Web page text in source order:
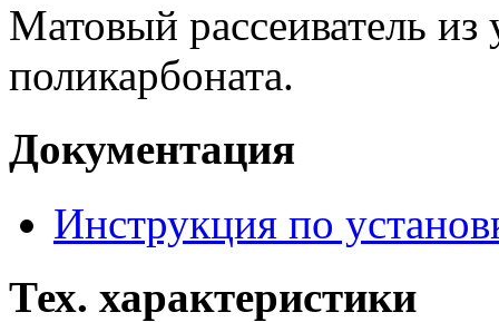
Матовый рассеиватель из
поликарбоната.
Документация
Инструкция по
Тех. характеристики